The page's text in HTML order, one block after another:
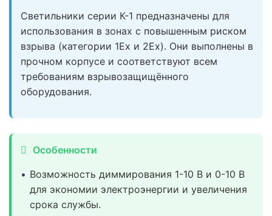
Светильники серии К-1 предназначены для
использования в зонах с повышенным риском
взрыва (категории 1Ex и 2Ex). Они выполнены в
прочном корпусе и соответствуют всем
требованиям взрывозащищённого
оборудования.
Особенности
Возможность диммирования 1-10 В и 0-10 В
для экономии электроэнергии и увеличения
срока службы.